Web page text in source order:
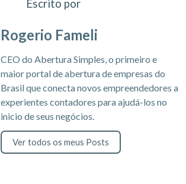
Escrito por
Rogerio Fameli
CEO do Abertura Simples, o primeiro e
maior portal de abertura de empresas do
Brasil que conecta novos empreendedores a
experientes contadores para ajudá-los no
inicio de seus negócios.
Ver todos os meus Posts